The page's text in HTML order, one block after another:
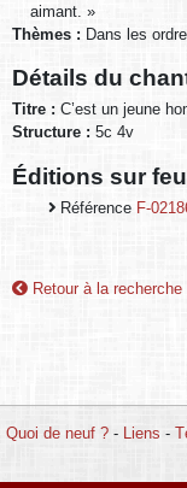
aimant. »
Thèmes : Dans les
Détails du
Titre : C’est un jeune
Structure : 5c 4v
Éditions sur
Référence F-
Retour à la recherche
Quoi de neuf ?- Liens -